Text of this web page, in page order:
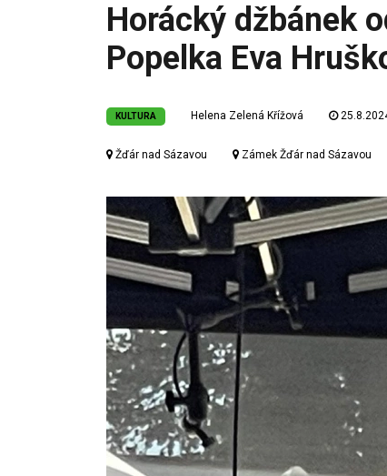
Horácký džbánek
Popelka Eva
KULTURA Helena Zelená Křížová
Žďár nad Sázavou Zámek Žďár nad Sázavou